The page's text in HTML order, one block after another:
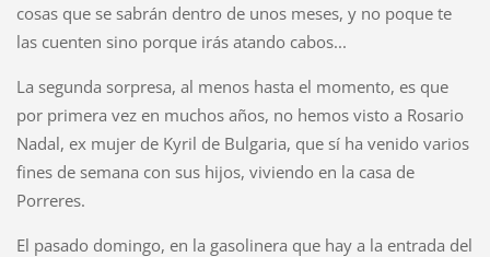
cosas que se sabrán dentro de unos meses, y no poque te
las cuenten sino porque irás atando cabos...
La segunda sorpresa, al menos hasta el momento, es que
por primera vez en muchos años, no hemos visto a Rosario
Nadal, ex mujer de Kyril de Bulgaria, que sí ha venido varios
fines de semana con sus hijos, viviendo en la casa de
Porreres.
El pasado domingo, en la gasolinera que hay a la entrada del